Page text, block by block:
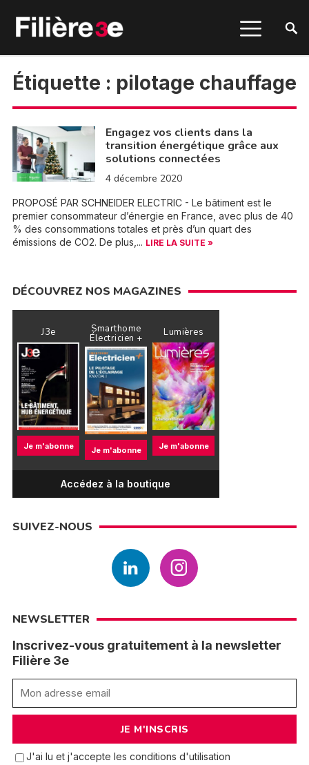
Étiquette : pilotage chauffage
Engagez vos clients dans la
transition énergétique grâce aux
solutions connectées
4 décembre 2020
PROPOSÉ PAR SCHNEIDER ELECTRIC - Le bâtiment est le
premier consommateur d’énergie en France, avec plus de 40
% des consommations totales et près d’un quart des
émissions de CO2. De plus,... LIRE LA SUITE »
DÉCOUVREZ NOS MAGAZINES
J3e
Je m'abonne
Smarthome
Électricien +
Je m'abonne
Lumières
Je m'abonne
Accédez à la boutique
SUIVEZ-NOUS
NEWSLETTER
Inscrivez-vous gratuitement à la newsletter
Filière 3e
J'ai lu et j'accepte les conditions d'utilisation